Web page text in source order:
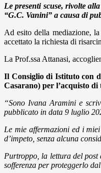
Le presenti scuse, rivolte
“G.C. Vanini” a causa di
Ad esito della mediazione,
accettato la richiesta di
La Prof.ssa Attanasi,
Il Consiglio di Istituto con
Casarano) per l’acquisto
“Sono Ivana Aramini e
pubblicato in data 9 luglio
Le mie affermazioni ed i
d’impeto, senza alcuna
Purtroppo, la lettura del
sofferenza per proteggerlo